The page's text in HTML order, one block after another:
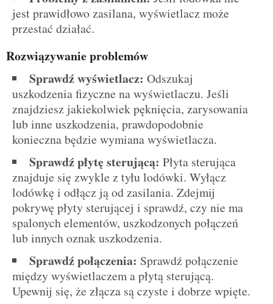
jest prawidłowo zasilana, wyświetlacz może
przestać działać.
Rozwiązywanie problemów
Sprawdź wyświetlacz: Odszukaj
uszkodzenia fizyczne na wyświetlaczu. Jeśli
znajdziesz jakiekolwiek pęknięcia, zarysowania
lub inne uszkodzenia, prawdopodobnie
konieczna będzie wymiana wyświetlacza.
Sprawdź płytę sterującą: Płyta sterująca
znajduje się zwykle z tyłu lodówki. Wyłącz
lodówkę i odłącz ją od zasilania. Zdejmij
pokrywę płyty sterującej i sprawdź, czy nie ma
spalonych elementów, uszkodzonych połączeń
lub innych oznak uszkodzenia.
Sprawdź połączenia: Sprawdź połączenie
między wyświetlaczem a płytą sterującą.
Upewnij się, że złącza są czyste i dobrze wpięte.